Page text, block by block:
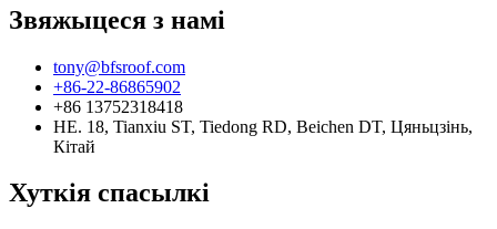
Звяжыцеся з намі
tony@bfsroof.com
+86-22-86865902
+86 13752318418
НЕ. 18, Tianxiu ST, Tiedong RD, Beichen DT, Цяньцзінь,
Кітай
Хуткія спасылкі